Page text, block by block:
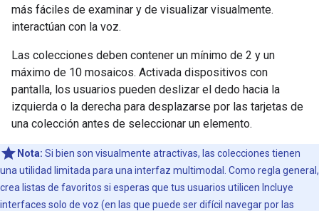
más fáciles de examinar y de visualizar visualmente.
interactúan con la voz.
Las colecciones deben contener un mínimo de 2 y un
máximo de 10 mosaicos. Activada dispositivos con
pantalla, los usuarios pueden deslizar el dedo hacia la
izquierda o la derecha para desplazarse por las tarjetas de
una colección antes de seleccionar un elemento.
Nota: Si bien son visualmente atractivas, las colecciones tienen
una utilidad limitada para una interfaz multimodal. Como regla general,
crea listas de favoritos si esperas que tus usuarios utilicen Incluye
interfaces solo de voz (en las que puede ser difícil navegar por las